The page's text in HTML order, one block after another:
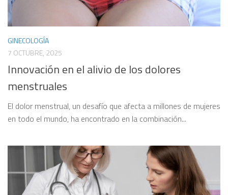
GINECOLOGÍA
7 OCTUBRE, 2025
Innovación en el alivio de los dolores
menstruales
El dolor menstrual, un desafío que afecta a millones de mujeres
en todo el mundo, ha encontrado en la combinación...